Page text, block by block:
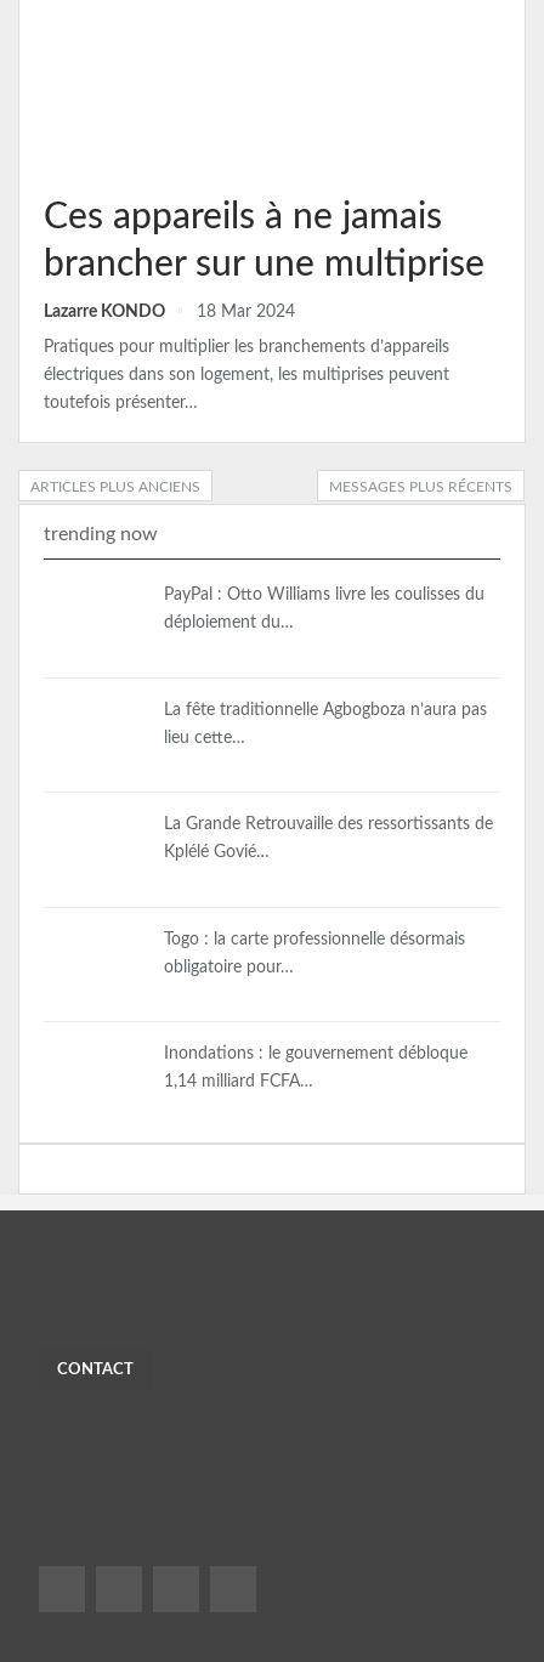
Ces appareils à ne jamais
brancher sur une multiprise
Lazarre KONDO 18 Mar 2024
Pratiques pour multiplier les branchements d’appareils
électriques dans son logement, les multiprises peuvent
toutefois présenter…
ARTICLES PLUS ANCIENS MESSAGES PLUS RÉCENTS
trending now
PayPal : Otto Williams livre les coulisses du
déploiement du…
La fête traditionnelle Agbogboza n’aura pas
lieu cette…
La Grande Retrouvaille des ressortissants de
Kplélé Govié…
Togo : la carte professionnelle désormais
obligatoire pour…
Inondations : le gouvernement débloque
1,14 milliard FCFA…
CONTACT